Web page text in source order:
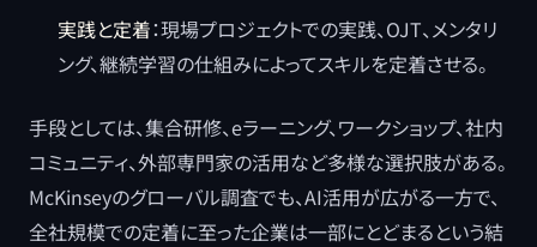
実践と定着：現場プロジェクトでの実践、OJT、メンタリ
ング、継続学習の仕組みによってスキルを定着させる。
手段としては、集合研修、eラーニング、ワークショップ、社内
コミュニティ、外部専門家の活用など多様な選択肢がある。
McKinseyのグローバル調査でも、AI活用が広がる一方で、
全社規模での定着に至った企業は一部にとどまるという結